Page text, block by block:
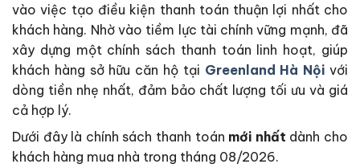
vào việc tạo điều kiện thanh toán thuận lợi nhất cho
khách hàng. Nhờ vào tiềm lực tài chính vững mạnh, đã
xây dựng một chính sách thanh toán linh hoạt, giúp
khách hàng sở hữu căn hộ tại Greenland Hà Nội với
dòng tiền nhẹ nhất, đảm bảo chất lượng tối ưu và giá
cả hợp lý.
Dưới đây là chính sách thanh toán mới nhất dành cho
khách hàng mua nhà trong tháng 08/2026.